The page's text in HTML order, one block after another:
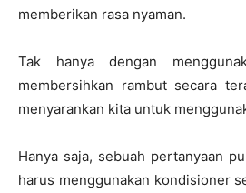
memberikan rasa nyaman.
Tak hanya dengan
membersihkan rambut secara
menyarankan kita untuk
Hanya saja, sebuah pertanyaan
harus menggunakan kondisioner